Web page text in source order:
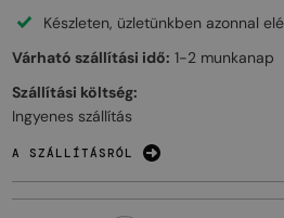
Készleten, üzletünkben azonnal
Várható szállítási idő: 1-2 munkanap
Szállítási költség:
Ingyenes szállítás
A SZÁLLÍTÁSRÓL